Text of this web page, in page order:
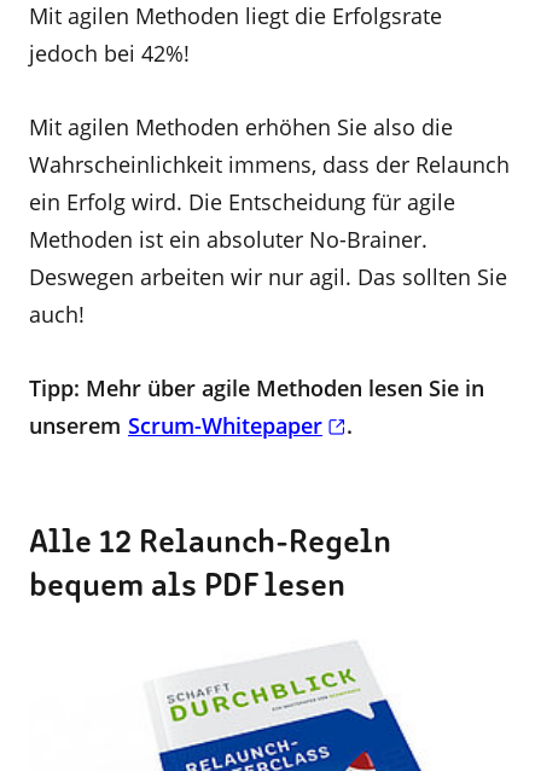
Mit agilen Methoden liegt die Erfolgsrate
jedoch bei 42%!
Mit agilen Methoden erhöhen Sie also die
Wahrscheinlichkeit immens, dass der Relaunch
ein Erfolg wird. Die Entscheidung für agile
Methoden ist ein absoluter No-Brainer.
Deswegen arbeiten wir nur agil. Das sollten Sie
auch!
Tipp: Mehr über agile Methoden lesen Sie in
unserem Scrum-Whitepaper .
Alle 12 Relaunch-Regeln
bequem als PDF lesen